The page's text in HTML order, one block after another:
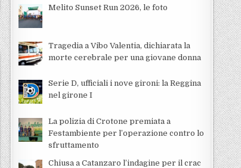
Melito Sunset Run 2026, le foto
Tragedia a Vibo Valentia, dichiarata la
morte cerebrale per una giovane donna
Serie D, ufficiali i nove gironi: la Reggina
nel girone I
La polizia di Crotone premiata a
Festambiente per l’operazione contro lo
sfruttamento
Chiusa a Catanzaro l’indagine per il crac